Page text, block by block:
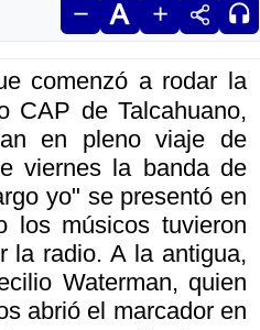
comenzó a rodar la
CAP de Talcahuano,
en pleno viaje de
viernes la banda de
yo" se presentó en
los músicos tuvieron
la radio. A la antigua,
Waterman, quien
abrió el marcador en